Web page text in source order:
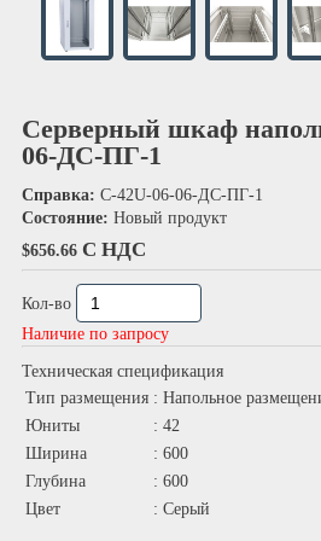
Серверный шкаф
06-ДС-ПГ-1
Справка: С-42U-06-06-ДС-ПГ-1
Состояние: Новый продукт
$656.66 С НДС
Кол-во
Наличие по запросу
Техническая спецификация
Тип размещения : Напольное
Юниты
: 42
Ширина
: 600
Глубина
: 600
Цвет
: Серый